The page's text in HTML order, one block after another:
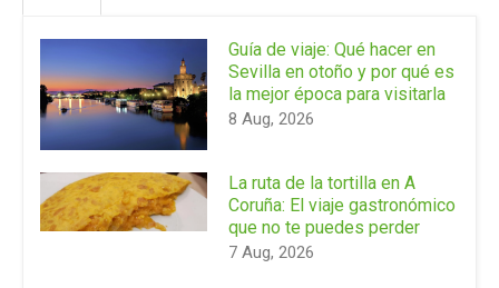
Guía de viaje: Qué hacer en
Sevilla en otoño y por qué es
la mejor época para visitarla
8 Aug, 2026
La ruta de la tortilla en A
Coruña: El viaje gastronómico
que no te puedes perder
7 Aug, 2026